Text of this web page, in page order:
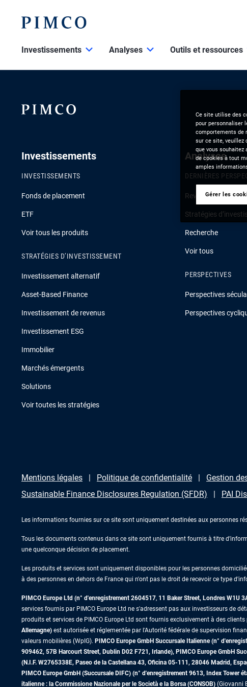
Investissements Analyses Outils et ressources
Investissements
INVESTISSEMENTS
Fonds de placement
ETF
Voir tous les produits
STRATÉGIES D’INVESTISSEMENT
Investissement alternatif
Asset-Based Finance
Investissement de revenus
Investissement ESG
Immobilier
Marchés émergents
Solutions
Voir toutes les stratégies
Analyses
DERNIÈRES
Revue de la
Stratégies
Recherche
Voir tous
PERSPECTIVES
Perspectives
Perspectives
Mentions légales Politique de confidentialité Gestion
Sustainable Finance Disclosures Regulation (SFDR)
PAI
Les informations fournies sur ce site sont uniquement destinées aux personnes
Tous les documents contenus dans ce site sont uniquement fournis à titre
une quelconque décision de placement.
Les produits et services sont uniquement disponibles pour les personnes
à des personnes en dehors de France qui n'ont pas le droit de recevoir ce type
PIMCO Europe Ltd (n° d'enregistrement 2604517, 11 Baker Street, Londres W1U
services fournis par PIMCO Europe Ltd ne s'adressent pas aux investisseurs de
produits et services de PIMCO Europe Ltd sont fournis exclusivement à des
Allemagne) est autorisée et réglementée par l'Autorité fédérale de supervision
valeurs mobilières (WpIG). PIMCO Europe GmbH Succursale Italienne (n°
909462, 57B Harcourt Street, Dublin D02 F721, Irlande), PIMCO Europe GmbH
(N.I.F. W2765338E, Paseo de la Castellana 43, Oficina 05-111, 28046 Madrid,
PIMCO Europe GmbH (Succursale DIFC) (n° d'enregistrement 9613, Index
italienne : la Commissione Nazionale per le Società e la Borsa (CONSOB) (Giovanni
Ce site utilise des
pour personnaliser
comportements de
sur ce site, veuillez
que vous souhaitez
de cookies à tout
amples
Gérer les